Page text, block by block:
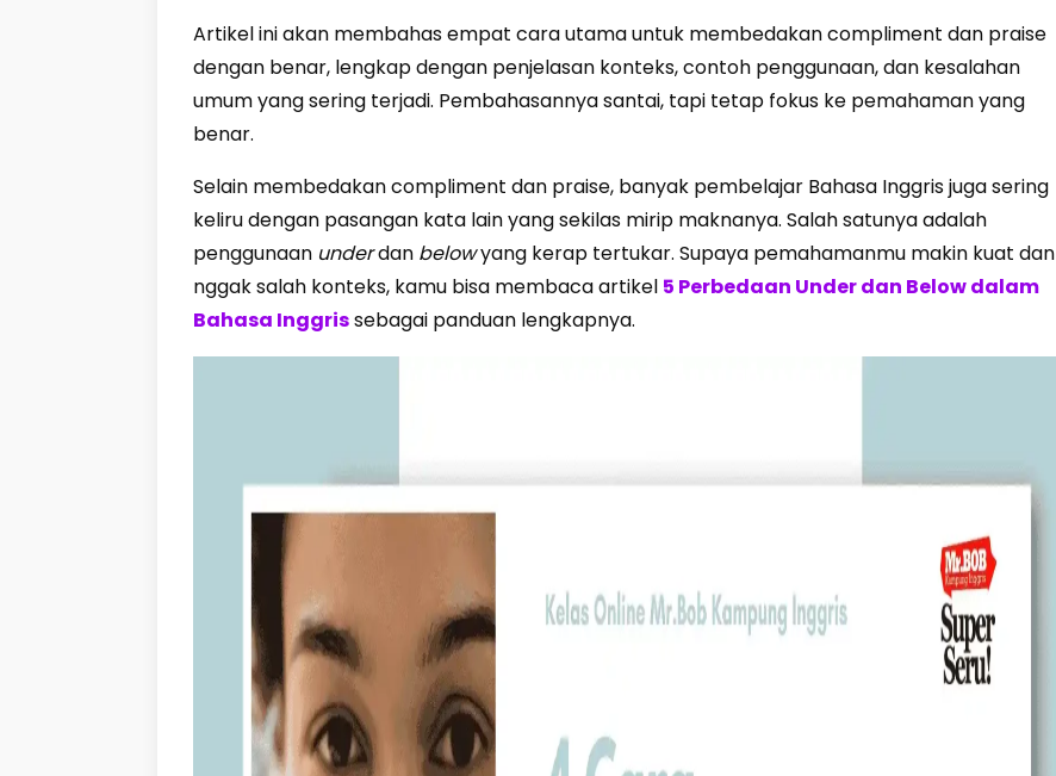
Artikel ini akan membahas empat cara utama untuk membedakan compliment dan praise
dengan benar, lengkap dengan penjelasan konteks, contoh penggunaan, dan kesalahan
umum yang sering terjadi. Pembahasannya santai, tapi tetap fokus ke pemahaman yang
benar.
Selain membedakan compliment dan praise, banyak pembelajar Bahasa Inggris juga sering
keliru dengan pasangan kata lain yang sekilas mirip maknanya. Salah satunya adalah
penggunaan underdan belowyang kerap tertukar. Supaya pemahamanmu makin kuat dan
nggak salah konteks, kamu bisa membaca artikel 5 Perbedaan Under dan Below dalam
Bahasa Inggrissebagai panduan lengkapnya.